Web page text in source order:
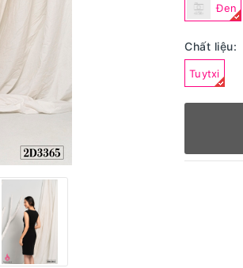
Đen
Chất liệu:
Tuytxi